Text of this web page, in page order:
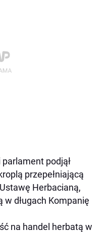
podjął
przepełniającą
Herbacianą,
w długach Kompanię
na handel herbatą w